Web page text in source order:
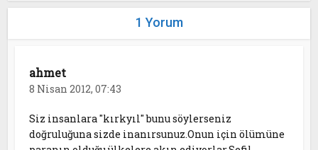
1 Yorum
ahmet
8 Nisan 2012, 07:43
Siz insanlara "kırkyıl" bunu söylerseniz
doğruluğuna sizde inanırsunuz.Onun için ölümüne